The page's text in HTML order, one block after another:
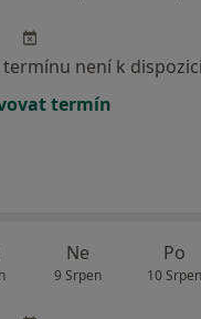
není k dispozici
termín
Ne
9 Srpen
Po
10 Srpen